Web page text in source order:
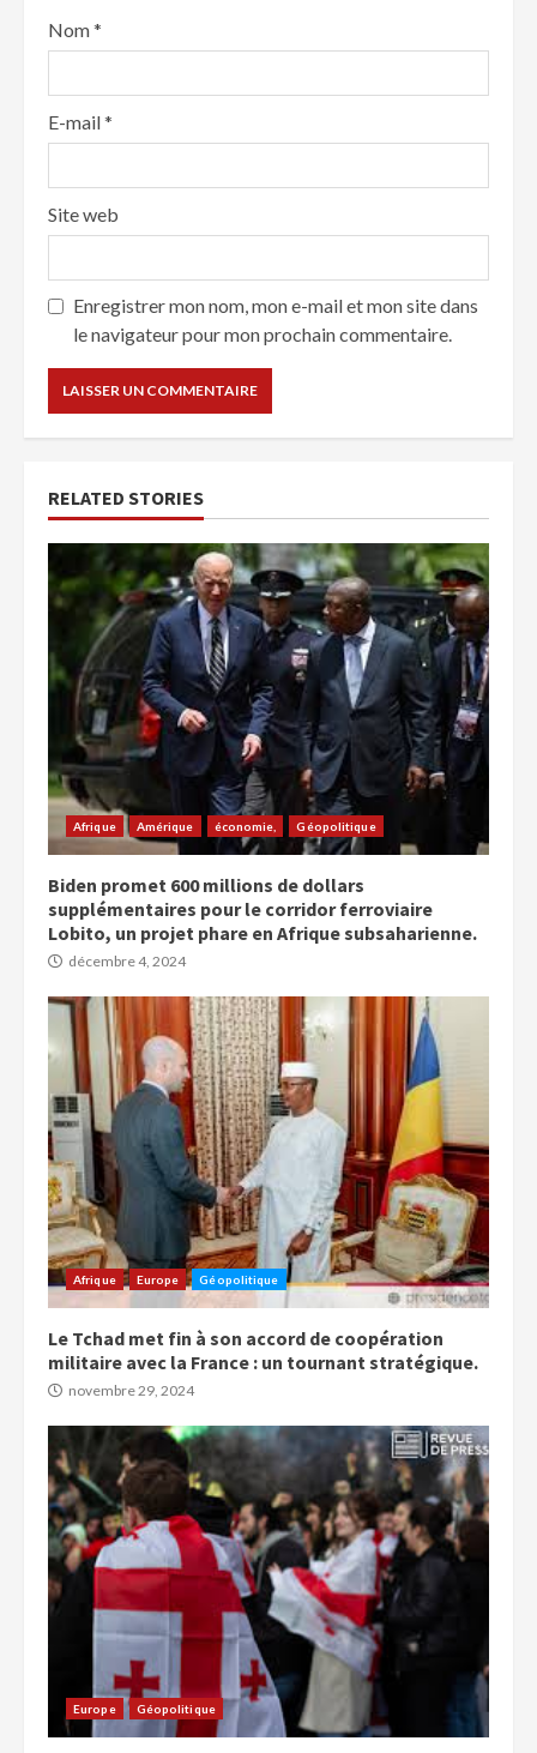
Nom*
E-mail*
Site web
Enregistrer mon nom, mon e-mail et mon site dans
le navigateur pour mon prochain commentaire.
RELATED STORIES
Afrique Amérique économie, Géopolitique
Biden promet 600 millions de dollars
supplémentaires pour le corridor ferroviaire
Lobito, un projet phare en Afrique subsaharienne.
décembre 4, 2024
Afrique Europe Géopolitique
Le Tchad met fin à son accord de coopération
militaire avec la France : un tournant stratégique.
novembre 29, 2024
Europe Géopolitique